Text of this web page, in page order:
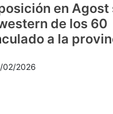
en Agost
de los 60
a la
02/2026